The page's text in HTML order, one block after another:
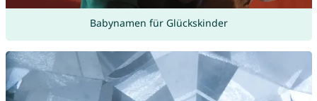
Babynamen für Glückskinder